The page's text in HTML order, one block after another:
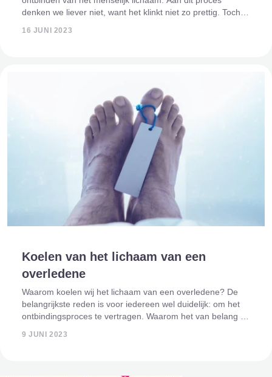
denken we liever niet, want het klinkt niet zo prettig. Toch
16 JUNI 2023
Koelen van het lichaam van een
overledene
Waarom koelen wij het lichaam van een overledene? De
belangrijkste reden is voor iedereen wel duidelijk: om het
ontbindingsproces te vertragen. Waarom het van belang is
9 JUNI 2023